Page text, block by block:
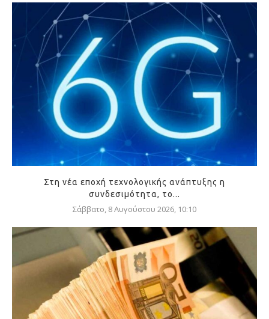
Στη νέα εποχή τεχνολογικής ανάπτυξης η
συνδεσιμότητα, το...
Σάββατο, 8 Αυγούστου 2026, 10:10